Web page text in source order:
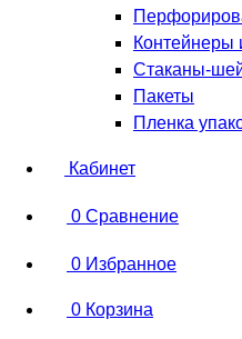
Контейнеры
Стаканы-
Пакеты
Пленка
Кабинет
0 Сравнение
0 Избранное
0 Корзина